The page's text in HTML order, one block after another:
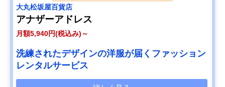
大丸松坂屋百貨店
アナザーアドレス
月額5,940円(税込み)～
洗練されたデザインの洋服が届くファッション
レンタルサービス